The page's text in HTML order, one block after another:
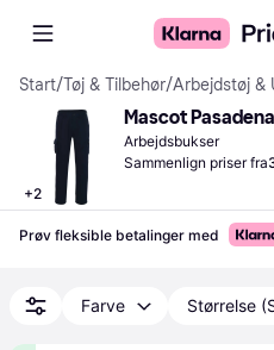
Start/Tøj & Tilbehør/Arbejdstøj &
+2
Mascot
Arbejdsbukser
Sammenlign priser fra
Prøv fleksible betalinger med
Farve Størrelse